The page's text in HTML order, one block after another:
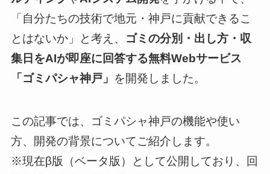
「自分たちの技術で地元・神戸に貢献できるこ
とはないか」と考え、 ゴミの分別・出し方・収
集日をAIが即座に回答する無料Webサービス
「ゴミパシャ神戸」 を開発しました。
この記事では、ゴミパシャ神戸の機能や使い
方、開発の背景についてご紹介します。
※現在β版（ベータ版）として公開しており、回